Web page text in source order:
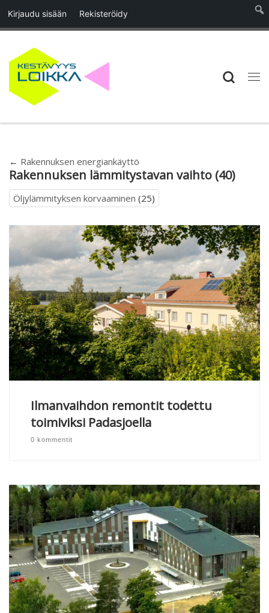
Kirjaudu sisään Rekisteröidy
Skip to content
← Rakennuksen energiankäyttö
Rakennuksen lämmitystavan vaihto (40)
Öljylämmityksen korvaaminen (25)
Ilmanvaihdon remontit todettu
toimiviksi Padasjoella
0 kommentit